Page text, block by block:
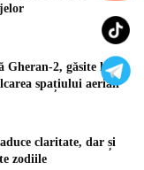
Gheran-2, găsite la
spațiului aerian
claritate, dar și
zodiile